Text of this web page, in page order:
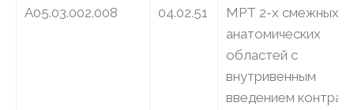
A05.03.002.008 04.02.51
МРТ 2-х смежных
анатомических
областей с
внутривенным
введением